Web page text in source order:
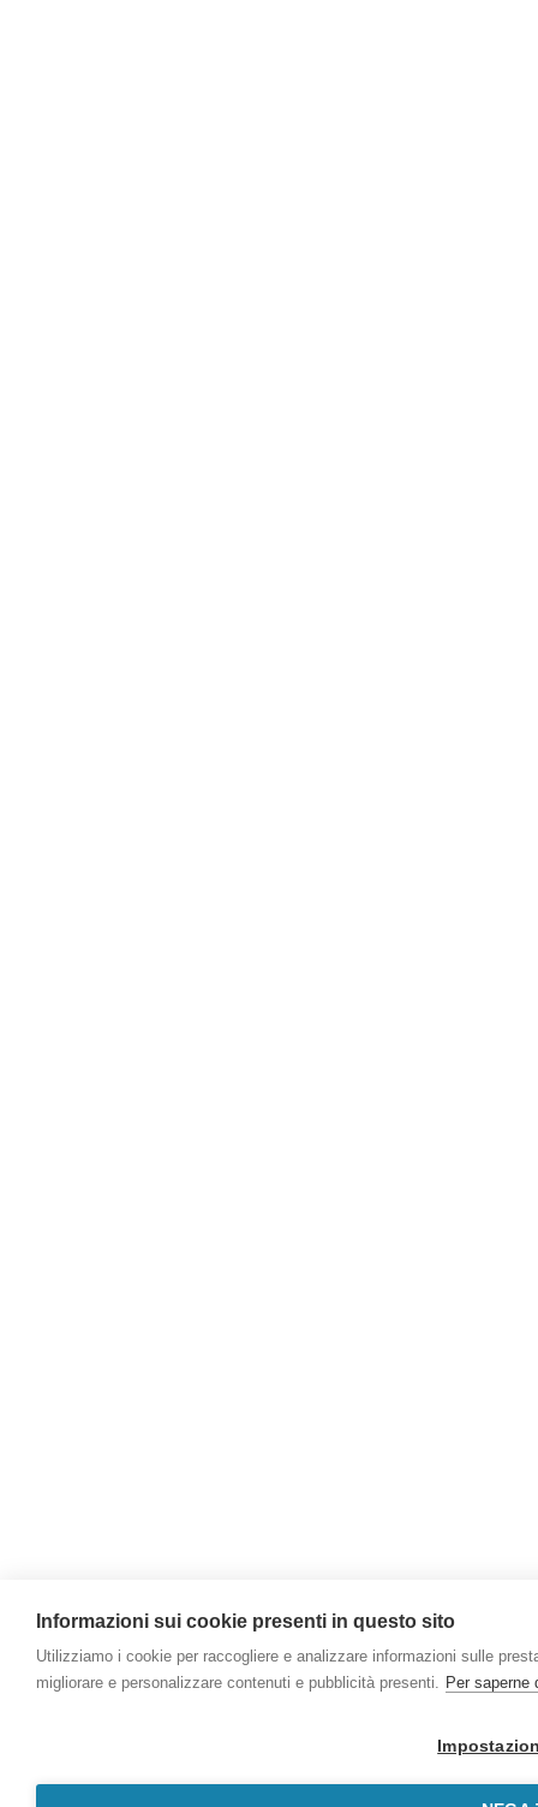
Informazioni sui cookie presenti in questo sito
Utilizziamo i cookie per raccogliere e analizzare informazioni sulle
migliorare e personalizzare contenuti e pubblicità presenti. Per saperne